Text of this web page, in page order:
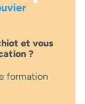
et vous
?
formation